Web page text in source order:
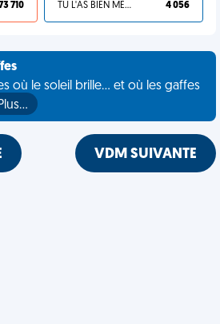
710 TU L'AS BIEN MÉRITÉ 4 056
où le soleil brille... et où les gaffes
Plus…
VDM SUIVANTE